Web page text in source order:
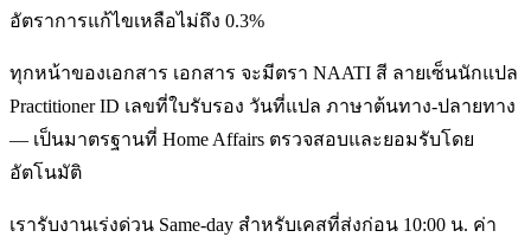
อัตราการแก้ไขเหลือไม่ถึง 0.3%
ทุกหน้าของเอกสาร เอกสาร จะมีตรา NAATI สี ลายเซ็นนักแปล
Practitioner ID เลขที่ใบรับรอง วันที่แปล ภาษาต้นทาง-ปลายทาง
— เป็นมาตรฐานที่ Home Affairs ตรวจสอบและยอมรับโดย
อัตโนมัติ
เรารับงานเร่งด่วน Same-day สำหรับเคสที่ส่งก่อน 10:00 น. ค่า